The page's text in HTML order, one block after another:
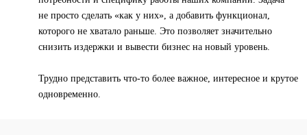
не просто сделать «как у них», а добавить функционал,
которого не хватало раньше. Это позволяет значительно
снизить издержки и вывести бизнес на новый уровень.
Трудно представить что-то более важное, интересное и крутое
одновременно.